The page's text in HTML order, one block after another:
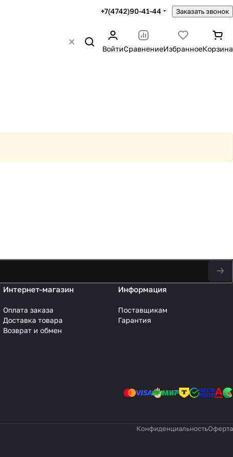
+7(4742)90-41-44 Заказать звонок
ВойтиСравнениеИзбранноеКорзина
Интернет-магазин
Оплата заказа
Доставка товара
Возврат и обмен
Информация
Поставщикам
Гарантия
КонфиденциальностьОферта